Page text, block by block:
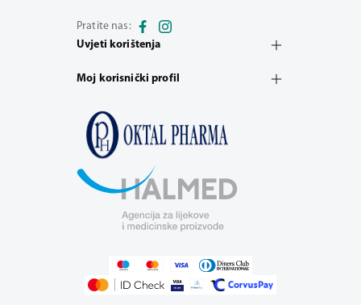
Pratite nas:
Uvjeti korištenja
Moj korisnički profil